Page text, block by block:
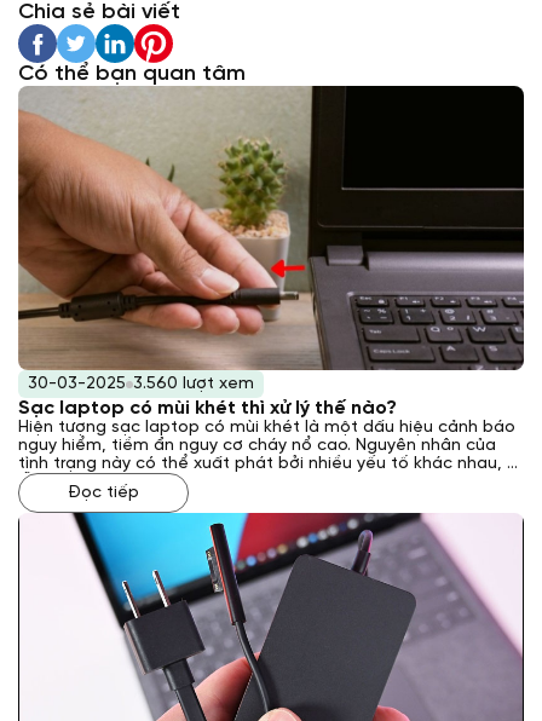
Chia sẻ bài viết
Có thể bạn quan tâm
30-03-2025 3.560 lượt xem
Sạc laptop có mùi khét thì xử lý thế nào?
Hiện tượng sạc laptop có mùi khét là một dấu hiệu cảnh báo
nguy hiểm, tiềm ẩn nguy cơ cháy nổ cao. Nguyên nhân của
tình trạng này có thể xuất phát bởi nhiều yếu tố khác nhau, từ
lỗi kỹ thuật bên trong sạc đến các vấn đề về nguồn điện hoặc
môi trường sử dụng. Vậy phải xử lý như thế nào khi gặp phải
tình trạng này? Laptop Khánh Trần sẽ giải đáp cho bạn qua
bài viết sau đây.
Đọc tiếp